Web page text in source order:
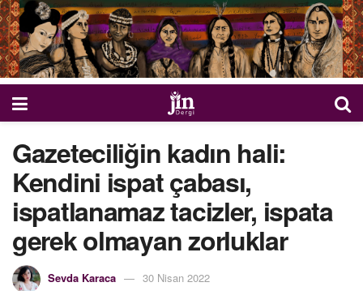
Gazeteciliğin kadın hali:
Kendini ispat çabası,
ispatlanamaz tacizler, ispata
gerek olmayan zorluklar
Sevda Karaca 30 Nisan 2022